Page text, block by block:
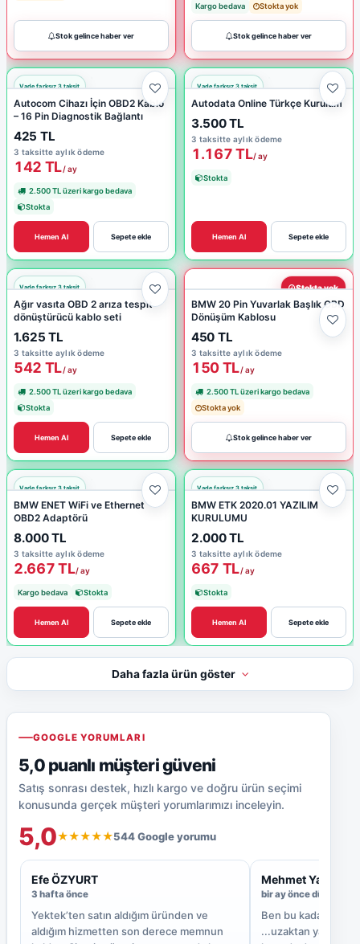
Stok gelince haber ver
Kargo bedava Stokta yok
Stok gelince haber ver
Autocom Cihazı İçin OBD2 Kablo
– 16 Pin Diagnostik Bağlantı
425 TL
3 taksitte aylık ödeme
142 TL/ ay
2.500 TL üzeri kargo bedava
Stokta
Sepete ekle
Hemen Al
Autodata Online Türkçe Kurulum
3.500 TL
3 taksitte aylık ödeme
1.167 TL/ ay
Stokta
Sepete ekle
Hemen Al
Ağır vasıta OBD 2 arıza tespit
dönüştürücü kablo seti
1.625 TL
3 taksitte aylık ödeme
542 TL/ ay
2.500 TL üzeri kargo bedava
Stokta
Sepete ekle
Hemen Al
Stokta yok
BMW 20 Pin Yuvarlak Başlık OBD
Dönüşüm Kablosu
450 TL
3 taksitte aylık ödeme
150 TL/ ay
2.500 TL üzeri kargo bedava
Stokta yok
Stok gelince haber ver
BMW ENET WiFi ve Ethernet
OBD2 Adaptörü
8.000 TL
3 taksitte aylık ödeme
2.667 TL/ ay
Kargo bedava Stokta
Sepete ekle
Hemen Al
BMW ETK 2020.01 YAZILIM
KURULUMU
2.000 TL
3 taksitte aylık ödeme
667 TL/ ay
Stokta
Sepete ekle
Hemen Al
Daha fazla ürün göster
GOOGLE YORUMLARI
5,0 puanlı müşteri güveni
Satış sonrası destek, hızlı kargo ve doğru ürün seçimi
konusunda gerçek müşteri yorumlarımızı inceleyin.
5,0★★★★★544 Google yorumu
Efe ÖZYURT
3 hafta önce
Yektek’ten satın aldığım üründen ve
aldığım hizmetten son derece memnun
Mehmet Yaşar
bir ay önce
Ben bu kadar ilgili
...uzaktan yardım